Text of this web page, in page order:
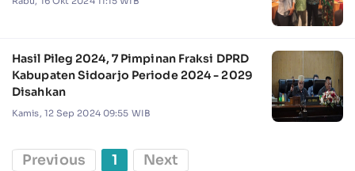
Hasil Pileg 2024, 7 Pimpinan Fraksi DPRD
Kabupaten Sidoarjo Periode 2024 - 2029
Disahkan
Kamis, 12 Sep 2024 09:55 WIB
Previous 1 Next